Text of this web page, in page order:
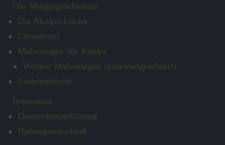
Die Morgelgeschichten
Die Morgel-Lieder
Glossarium
Malvorlagen für Kinder
Weitere Malvorlagen (passwortgeschützt)
Zaubersprüche
Impressum
Datenschutzerklärung
Haftungsausschluß